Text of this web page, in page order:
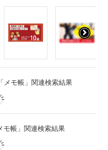
メモ帳」関連検索結果
モ帳」関連検索結果